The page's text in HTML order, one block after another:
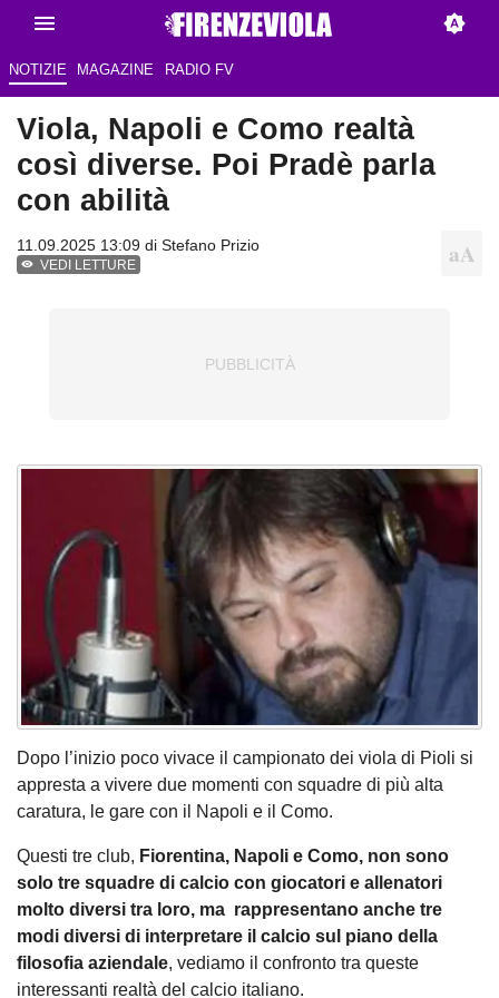
NOTIZIE MAGAZINE RADIO FV
Viola, Napoli e Como realtà
così diverse. Poi Pradè parla
con abilità
11.09.2025 13:09 di Stefano Prizio
VEDI LETTURE
Dopo l’inizio poco vivace il campionato dei viola di Pioli si
appresta a vivere due momenti con squadre di più alta
caratura, le gare con il Napoli e il Como.
Questi tre club, Fiorentina, Napoli e Como, non sono
solo tre squadre di calcio con giocatori e allenatori
molto diversi tra loro, ma rappresentano anche tre
modi diversi di interpretare il calcio sul piano della
filosofia aziendale, vediamo il confronto tra queste
interessanti realtà del calcio italiano.